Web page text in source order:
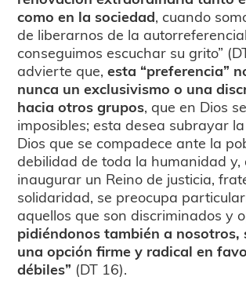
como en la sociedad, cuando
de liberarnos de la
conseguimos escuchar su grito”
advierte que,esta “preferencia”
nunca un exclusivismo o una
hacia otros grupos, que en Dios
imposibles; esta desea subrayar
Dios que se compadece ante la
debilidad de toda la humanidad y,
inaugurar un Reino de justicia,
solidaridad, se preocupa
aquellos que son discriminados y
pidiéndonos también a nosotros,
una opción firme y radical en
débiles” (DT 16).